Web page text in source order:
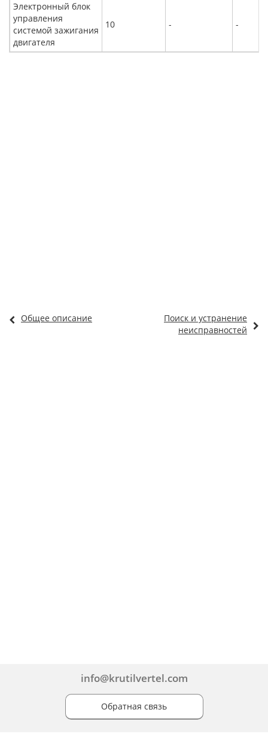
Электронный блок
управления
системой зажигания
двигателя
10 - -
Общее описание
Поиск и устранение
неисправностей
info@krutilvertel.com
Обратная связь